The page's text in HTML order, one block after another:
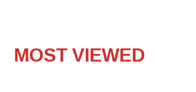
MOST VIEWED